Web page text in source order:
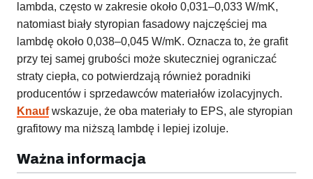
lambda, często w zakresie około 0,031–0,033 W/mK,
natomiast biały styropian fasadowy najczęściej ma
lambdę około 0,038–0,045 W/mK. Oznacza to, że grafit
przy tej samej grubości może skuteczniej ograniczać
straty ciepła, co potwierdzają również poradniki
producentów i sprzedawców materiałów izolacyjnych.
Knaufwskazuje, że oba materiały to EPS, ale styropian
grafitowy ma niższą lambdę i lepiej izoluje.
Ważna informacja